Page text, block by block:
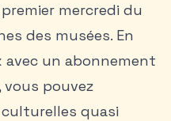
mercredi du
des musées. En
un abonnement
pouvez
quasi